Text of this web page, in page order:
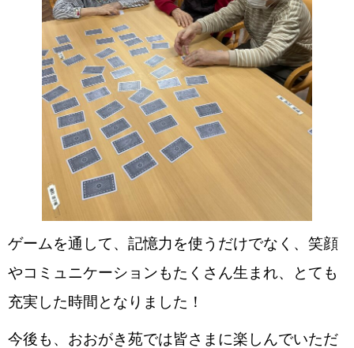
ゲームを通して、記憶力を使うだけでなく、笑顔
やコミュニケーションもたくさん生まれ、とても
充実した時間となりました！
今後も、おおがき苑では皆さまに楽しんでいただ